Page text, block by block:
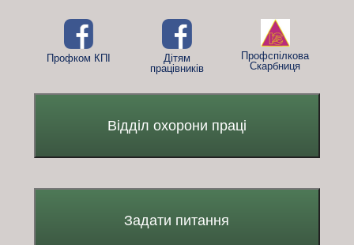
Профком КПІ
Дітям
працівників
Профспілкова
Скарбниця
Відділ охорони праці
Задати питання